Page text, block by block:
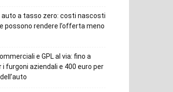
auto a tasso zero: costi nascosti
possono rendere l’offerta meno
e GPL al via: fino a
i furgoni aziendali e 400 euro per